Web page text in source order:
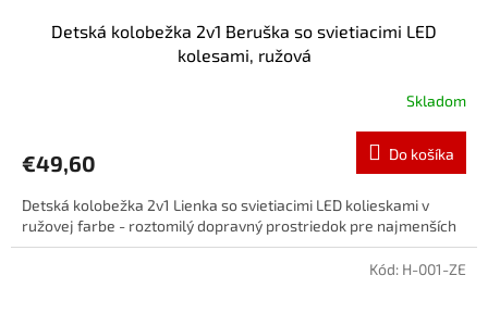
Detská kolobežka 2v1 Beruška so svietiacimi LED
kolesami, ružová
Skladom
€49,60 Do košíka
Detská kolobežka 2v1 Lienka so svietiacimi LED kolieskami v
ružovej farbe - roztomilý dopravný prostriedok pre najmenších
Kód: H-001-ZE